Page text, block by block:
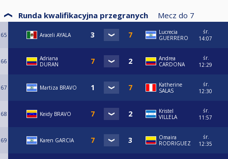
Runda kwalifikacyjna przegranych Mecz do 7
65 Araceli AYALA
Lucrecia
GUERRERO
śr.
14:07
66
Adriana
DURAN
Andrea
CARDONA
śr.
12:29
67 Martiza BRAVO
Katherine
SALAS
śr.
12:30
68 Keidy BRAVO
Kristel
VILLELA
śr.
11:57
69 Karen GARCIA
Omaira
RODRIGUEZ
śr.
12:35